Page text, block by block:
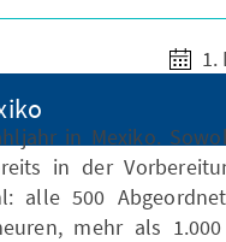
1.
in Mexiko.
in der
alle 500
mehr als